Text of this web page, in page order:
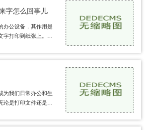
字怎么回事儿
办公设备，其作用是
字打印到纸张上。有
了这个问题的发生
为我们日常办公和生
论是打印文件还是照
多，功能各异，如何